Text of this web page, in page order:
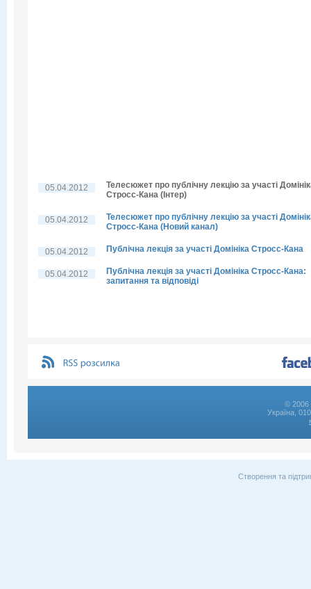
05.04.2012
Телесюжет про публічну лекцію за участі
Стросс-Кана (Інтер)
05.04.2012
Телесюжет про публічну лекцію за участі
Стросс-Кана (Новий канал)
05.04.2012 Публічна лекція за участі Домініка Стросс-Кана
05.04.2012
Публічна лекція за участі Домініка Стросс-Кана:
запитання та відповіді
© 2006
Україна,
Створення та